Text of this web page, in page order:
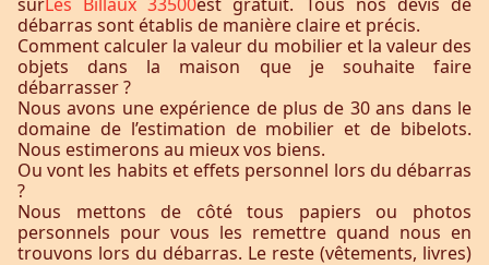
débarras sont établis de manière claire et précis.
Comment calculer la valeur du mobilier et la valeur des
objets dans la maison que je souhaite faire
débarrasser ?
Nous avons une expérience de plus de 30 ans dans le
domaine de l’estimation de mobilier et de bibelots.
Nous estimerons au mieux vos biens.
Ou vont les habits et effets personnel lors du débarras
?
Nous mettons de côté tous papiers ou photos
personnels pour vous les remettre quand nous en
trouvons lors du débarras. Le reste (vêtements, livres)